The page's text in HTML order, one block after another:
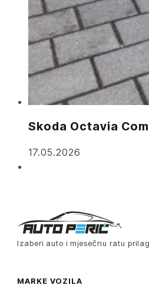
Skoda Octavia
17.05.2026
Izaberi auto i mjesečnu ratu
MARKE VOZILA